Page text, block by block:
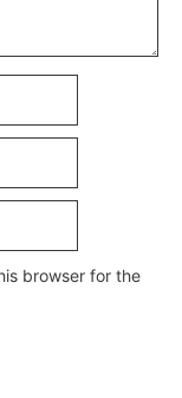
browser for the